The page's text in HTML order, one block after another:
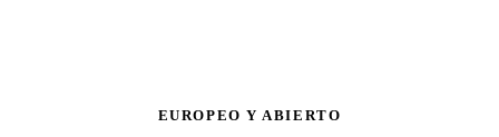
EUROPEO Y ABIERTO